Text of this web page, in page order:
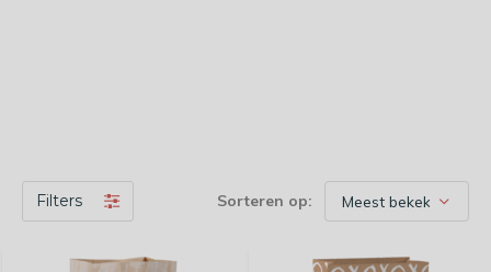
Filters Sorteren op: